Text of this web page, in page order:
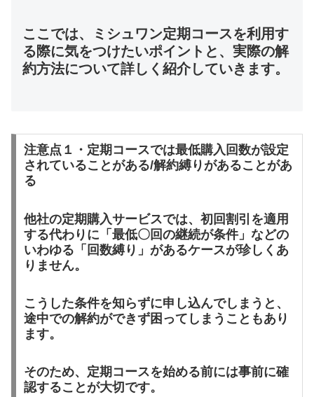
ここでは、ミシュワン定期コースを利用す
る際に気をつけたいポイントと、実際の解
約方法について詳しく紹介していきます。
注意点１・定期コースでは最低購入回数が設定
されていることがある/解約縛りがあることがあ
る
他社の定期購入サービスでは、初回割引を適用
する代わりに「最低〇回の継続が条件」などの
いわゆる「回数縛り」があるケースが珍しくあ
りません。
こうした条件を知らずに申し込んでしまうと、
途中での解約ができず困ってしまうこともあり
ます。
そのため、定期コースを始める前には事前に確
認することが大切です。